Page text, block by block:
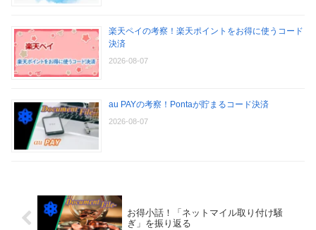
楽天ペイの考察！楽天ポイントをお得に使うコード
決済
2026-08-07
au PAYの考察！Pontaが貯まるコード決済
2026-08-07
お得小話！「ネットマイル取り付け騒
ぎ」を振り返る